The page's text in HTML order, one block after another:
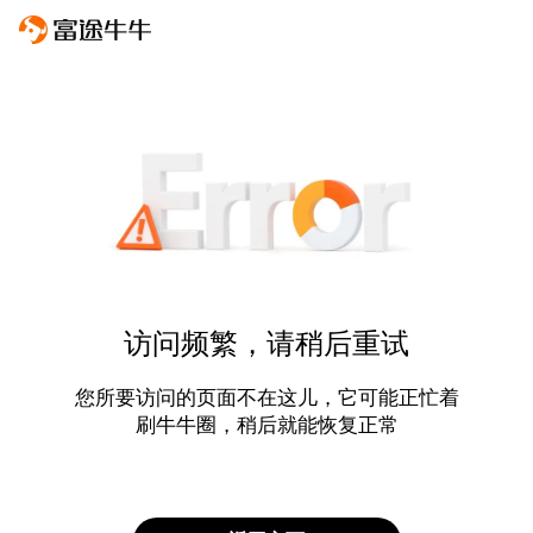
访问频繁，请稍后重试
您所要访问的页面不在这儿，它可能正忙着
刷牛牛圈，稍后就能恢复正常